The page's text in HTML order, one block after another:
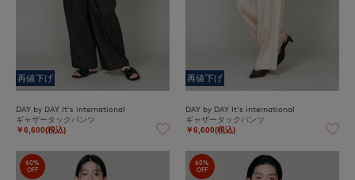
再値下げ
DAY by DAY It's international
ギャザータックパンツ
￥6,600(税込)
再値下げ
DAY by DAY It's international
ギャザータックパンツ
￥6,600(税込)
60%
OFF
60%
OFF